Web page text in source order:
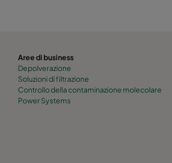
Aree di business
Depolverazione
Soluzioni di filtrazione
Controllo della contaminazione molecolare
Power Systems